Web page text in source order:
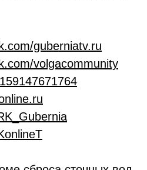
guberniatv.ru
volgacommunity